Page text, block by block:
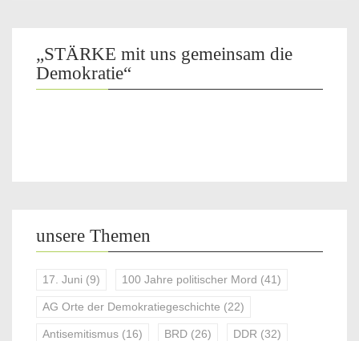
„STÄRKE mit uns gemeinsam die
Demokratie“
unsere Themen
17. Juni (9) 100 Jahre politischer Mord (41)
AG Orte der Demokratiegeschichte (22)
Antisemitismus (16) BRD (26) DDR (32)